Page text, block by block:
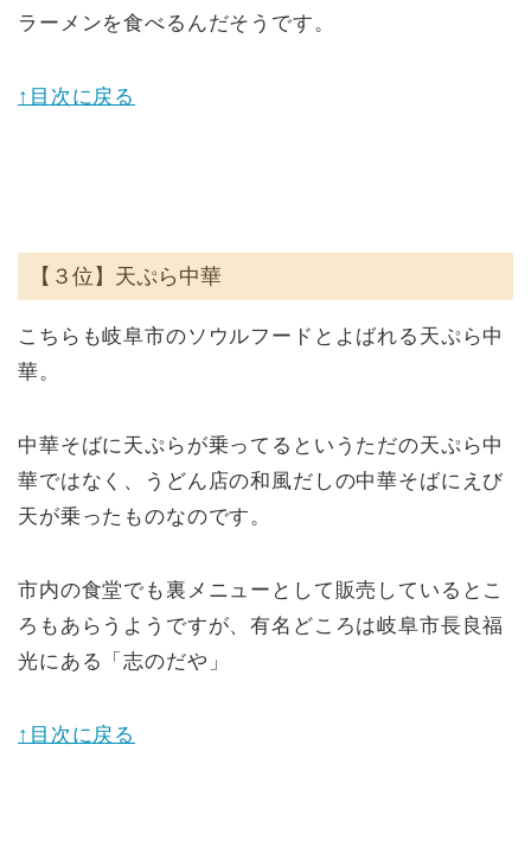
ラーメンを食べるんだそうです。
↑目次に戻る
【３位】天ぷら中華
こちらも岐阜市のソウルフードとよばれる天ぷら中
華。
中華そばに天ぷらが乗ってるというただの天ぷら中
華ではなく、うどん店の和風だしの中華そばにえび
天が乗ったものなのです。
市内の食堂でも裏メニューとして販売しているとこ
ろもあらうようですが、有名どころは岐阜市長良福
光にある「志のだや」
↑目次に戻る